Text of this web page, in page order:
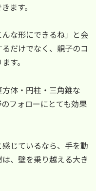
ます。
な形にできるね」と会
だけでなく、親子のコ
す。
体・円柱・三角錐な
フォローにとても効果
じているなら、手を動
、壁を乗り越える大き